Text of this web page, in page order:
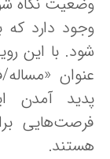
دارد که
با این
«مساله/
آمدن
برای